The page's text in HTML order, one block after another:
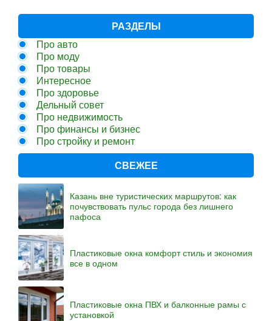
РАЗДЕЛЫ
Про авто
Про моду
Про товары
Интересное
Про здоровье
Дельный совет
Про недвижимость
Про финансы и бизнес
Про стройку и ремонт
СВЕЖЕЕ
Казань вне туристических маршрутов: как
почувствовать пульс города без лишнего
пафоса
Пластиковые окна комфорт стиль и экономия
все в одном
Пластиковые окна ПВХ и балконные рамы с
установкой